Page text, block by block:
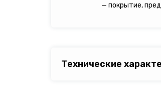
— покрытие,
Технические